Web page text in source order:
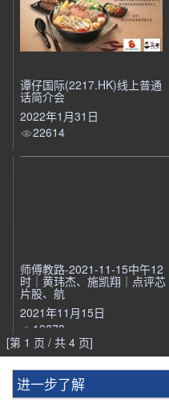
谭仔国际(2217.HK)线上普通
话简介会
2022年1月31日
22614
师傅教路-2021-11-15中午12
时｜黄玮杰、施凯翔｜点评芯
片股、航
2021年11月15日
19873
[第 1 页 / 共 4 页]
进一步了解